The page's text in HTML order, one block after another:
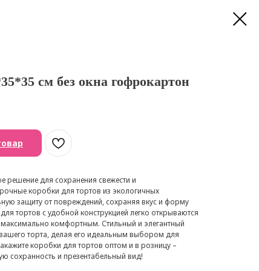
см без окна гофрокартон
решение для сохранения свежести и
коробки для тортов из экологичных
защиту от повреждений, сохраняя вкус и форму
тортов с удобной конструкцией легко открываются
комфортным. Стильный и элегантный
торта, делая его идеальным выбором для
коробки для тортов оптом и в розницу –
сохранность и презентабельный вид!